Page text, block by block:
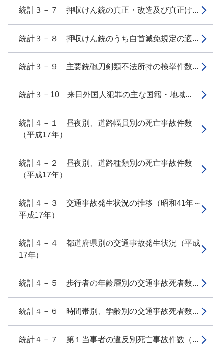
統計３－７ 押収けん銃の真正・改造及び真正け...
統計３－８ 押収けん銃のうち自首減免規定の適...
統計３－９ 主要銃砲刀剣類不法所持の検挙件数...
統計３－10 来日外国人犯罪の主な国籍・地域...
統計４－１ 昼夜別、道路幅員別の死亡事故件数
（平成17年）
統計４－２ 昼夜別、道路種類別の死亡事故件数
（平成17年）
統計４－３ 交通事故発生状況の推移（昭和41年～
平成17年）
統計４－４ 都道府県別の交通事故発生状況（平成
17年）
統計４－５ 歩行者の年齢層別の交通事故死者数...
統計４－６ 時間帯別、学齢別の交通事故死者数...
統計４－７ 第１当事者の違反別死亡事故件数（...